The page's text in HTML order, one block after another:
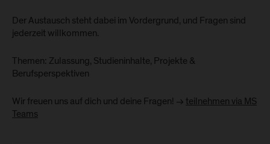
Der Austausch steht dabei im Vordergrund, und Fragen sind
jederzeit willkommen.
Themen: Zulassung, Studieninhalte, Projekte &
Berufsperspektiven
Wir freuen uns auf dich und deine Fragen! ->teilnehmen via MS
Teams